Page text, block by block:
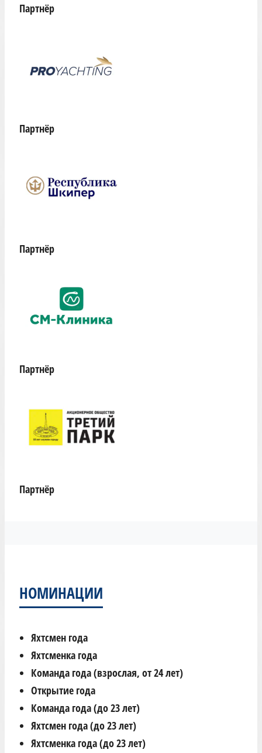
Партнёр
Партнёр
Партнёр
Партнёр
Партнёр
НОМИНАЦИИ
Яхтсмен года
Яхтсменка года
Команда года (взрослая, от 24 лет)
Открытие года
Команда года (до 23 лет)
Яхтсмен года (до 23 лет)
Яхтсменка года (до 23 лет)